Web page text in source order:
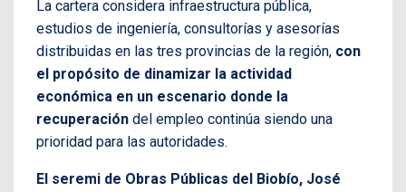
La cartera considera infraestructura pública,
estudios de ingeniería, consultorías y asesorías
distribuidas en las tres provincias de la región, con
el propósito de dinamizar la actividad
económica en un escenario donde la
recuperación del empleo continúa siendo una
prioridad para las autoridades.
El seremi de Obras Públicas del Biobío, José